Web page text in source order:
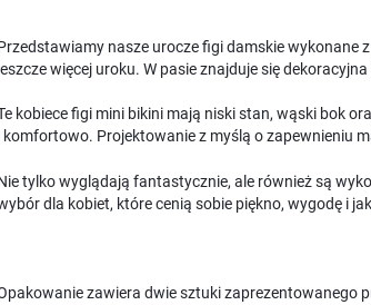
nasze urocze figi damskie wykonane
więcej uroku. W pasie znajduje się
kobiece figi mini bikini mają niski stan, wąski bok
komfortowo. Projektowanie z myślą o zapewnieniu
tylko wyglądają fantastycznie, ale również są
dla kobiet, które cenią sobie piękno, wygodę i
zawiera dwie sztuki zaprezentowanego